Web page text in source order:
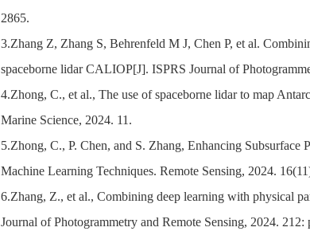
2865.
3.Zhang Z, Zhang S, Behrenfeld M J, Chen P, et al.
spaceborne lidar CALIOP[J]. ISPRS Journal of
4.Zhong, C., et al., The use of spaceborne lidar to map
Marine Science, 2024. 11.
5.Zhong, C., P. Chen, and S. Zhang, Enhancing
Machine Learning Techniques. Remote Sensing, 2024.
6.Zhang, Z., et al., Combining deep learning with physical
Journal of Photogrammetry and Remote Sensing, 2024. 212: